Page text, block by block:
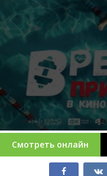
Смотреть онлайн